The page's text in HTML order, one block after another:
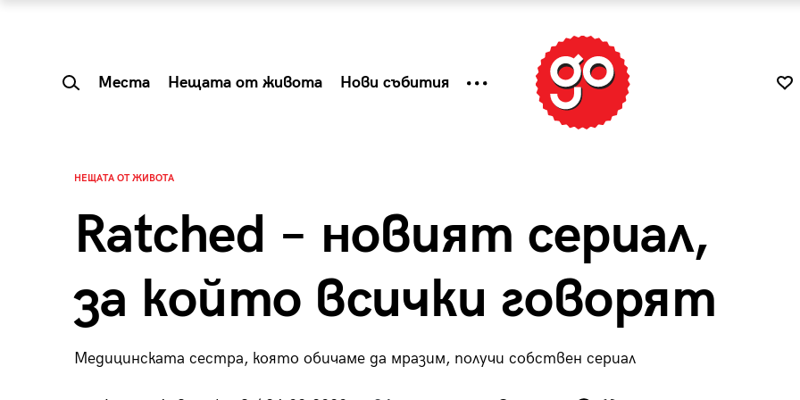
Места Нещата от живота Нови събития
НЕЩАТА ОТ ЖИВОТА
Ratched – новият сериал,
за който всички говорят
Медицинската сестра, която обичаме да мразим, получи собствен сериал
Summer Prelude: как
Tender is the Wine – Какво